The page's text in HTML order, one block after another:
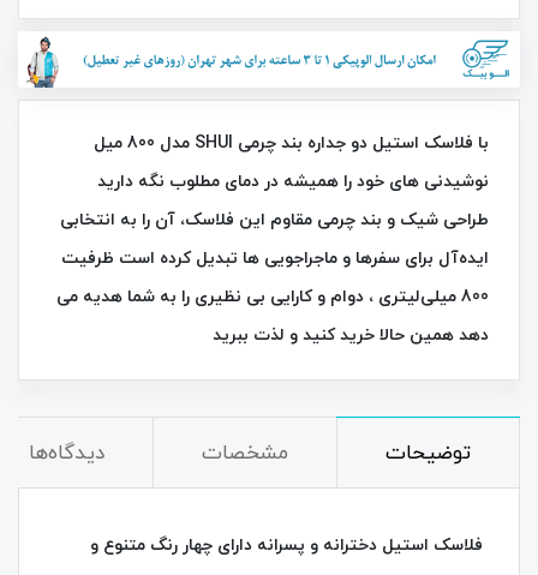
با فلاسک استیل دو جداره بند چرمی SHUI مدل 800 میل
نوشیدنی‌ های خود را همیشه در دمای مطلوب نگه دارید
طراحی شیک و بند چرمی مقاوم این فلاسک، آن را به انتخابی
ایده‌آل برای سفرها و ماجراجویی‌ ها تبدیل کرده است ظرفیت
800 میلی‌لیتری ، دوام و کارایی بی‌ نظیری را به شما هدیه می‌
دهد همین حالا خرید کنید و لذت ببرید
توضیحات مشخصات دیدگاه‌ها
فلاسک استیل دخترانه و پسرانه دارای چهار رنگ متنوع و